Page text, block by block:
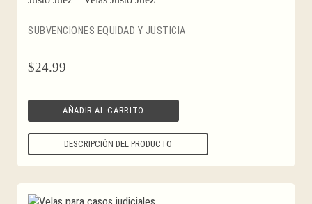
SUBVENCIONES EQUIDAD Y JUSTICIA
$24.99
AÑADIR AL CARRITO
DESCRIPCIÓN DEL PRODUCTO